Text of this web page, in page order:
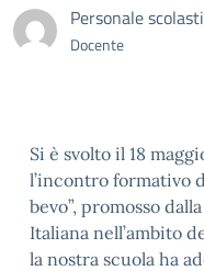
Personale
Docente
Si è svolto il 18
l’incontro formativo
bevo”, promosso
Italiana nell’ambito
la nostra scuola ha